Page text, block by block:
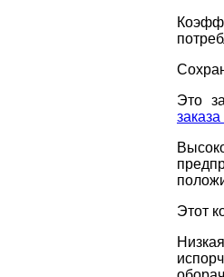
Это
Этот